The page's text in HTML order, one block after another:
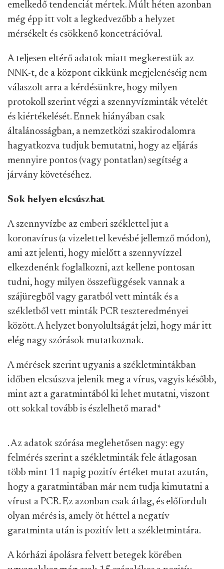
emelkedő tendenciát mértek. Múlt héten azonban
még épp itt volt a legkedvezőbb a helyzet
mérsékelt és csökkenő koncetrációval.
A teljesen eltérő adatok miatt megkerestük az
NNK-t, de a központ cikkünk megjelenéséig nem
válaszolt arra a kérdésünkre, hogy milyen
protokoll szerint végzi a szennyvízminták vételét
és kiértékelését. Ennek hiányában csak
általánosságban, a nemzetközi szakirodalomra
hagyatkozva tudjuk bemutatni, hogy az eljárás
mennyire pontos (vagy pontatlan) segítség a
járvány követéséhez.
Sok helyen elcsúszhat
A szennyvízbe az emberi széklettel jut a
koronavírus (a vizelettel kevésbé jellemző módon),
ami azt jelenti, hogy mielőtt a szennyvízzel
elkezdenénk foglalkozni, azt kellene pontosan
tudni, hogy milyen összefüggések vannak a
szájüregből vagy garatból vett minták és a
székletből vett minták PCR teszteredményei
között. A helyzet bonyolultságát jelzi, hogy már itt
elég nagy szórások mutatkoznak.
A mérések szerint ugyanis a székletmintákban
időben elcsúszva jelenik meg a vírus, vagyis később,
mint azt a garatmintából ki lehet mutatni, viszont
ott sokkal tovább is észlelhető marad*
. Az adatok szórása meglehetősen nagy: egy
felmérés szerint a székletminták fele átlagosan
több mint 11 napig pozitív értéket mutat azután,
hogy a garatmintában már nem tudja kimutatni a
vírust a PCR. Ez azonban csak átlag, és előfordult
olyan mérés is, amely öt héttel a negatív
garatminta után is pozitív lett a székletmintára.
A kórházi ápolásra felvett betegek körében